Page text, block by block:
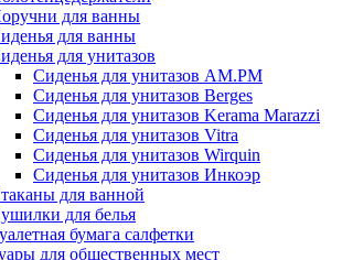
для ванны
для ванны
для унитазов
Сиденья для унитазов AM.PM
Сиденья для унитазов Berges
Сиденья для унитазов Kerama Marazzi
Сиденья для унитазов Vitra
Сиденья для унитазов Wirquin
Сиденья для унитазов Инкоэр
для ванной
для белья
бумага салфетки
для общественных мест